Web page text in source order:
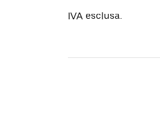
IVA esclusa.